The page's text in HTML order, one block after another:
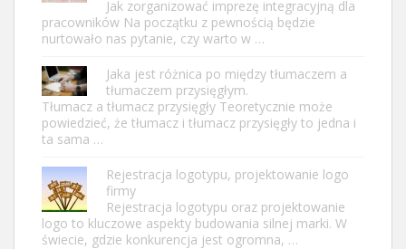
Jak zorganizować imprezę integracyjną dla
pracowników Na początku z pewnością będzie
nurtowało nas pytanie, czy warto w …
Jaka jest różnica po między tłumaczem a
tłumaczem przysięgłym.
Tłumacz a tłumacz przysięgły Teoretycznie może
powiedzieć, że tłumacz i tłumacz przysięgły to jedna i
ta sama …
Rejestracja logotypu, projektowanie logo
firmy
Rejestracja logotypu oraz projektowanie
logo to kluczowe aspekty budowania silnej marki. W
świecie, gdzie konkurencja jest ogromna, …